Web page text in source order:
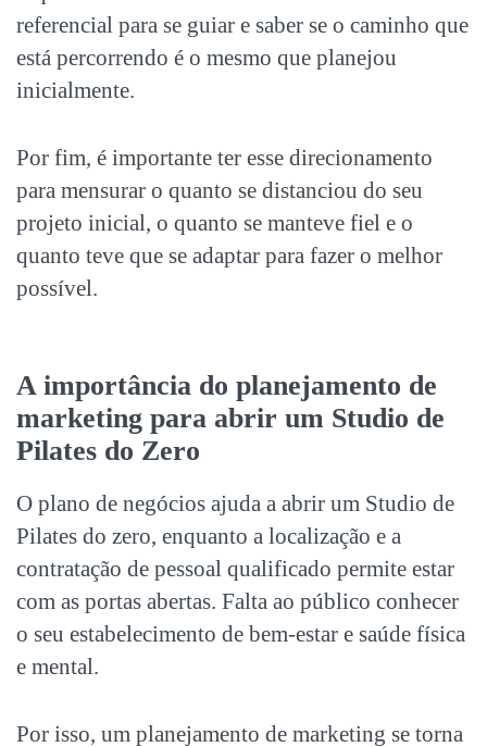
referencial para se guiar e saber se o caminho que
está percorrendo é o mesmo que planejou
inicialmente.
Por fim, é importante ter esse direcionamento
para mensurar o quanto se distanciou do seu
projeto inicial, o quanto se manteve fiel e o
quanto teve que se adaptar para fazer o melhor
possível.
A importância do planejamento de
marketing para abrir um Studio de
Pilates do Zero
O plano de negócios ajuda a abrir um Studio de
Pilates do zero, enquanto a localização e a
contratação de pessoal qualificado permite estar
com as portas abertas. Falta ao público conhecer
o seu estabelecimento de bem-estar e saúde física
e mental.
Por isso, um planejamento de marketing se torna